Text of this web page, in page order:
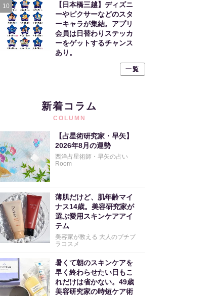
10
【日本橋三越】ディズニ
ーやピクサーなどのスタ
ーキャラが集結。アプリ
会員は日替わりステッカ
ーをゲットするチャンス
あり。
一覧
新着コラム
COLUMN
【占星術研究家・早矢】
2026年8月の運勢
西洋占星術師・早矢の占い
Room
薄肌だけど、肌年齢マイ
ナス14歳。美容研究家が
選ぶ愛用スキンケアアイ
テム
美容家が教える 大人のプチプ
ラコスメ
暑くて朝のスキンケアを
早く終わらせたい日もこ
れだけは省かない。49歳
美容研究家の時短ケア術